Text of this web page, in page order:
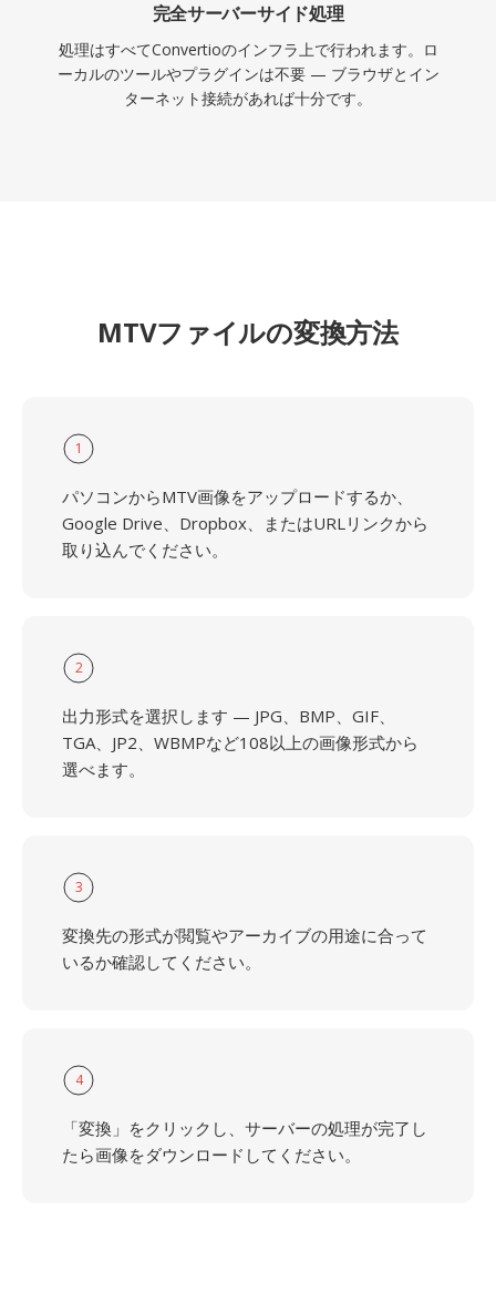
完全サーバーサイド処理
処理はすべてConvertioのインフラ上で行われます。ロ
ーカルのツールやプラグインは不要 — ブラウザとイン
ターネット接続があれば十分です。
MTVファイルの変換方法
1
パソコンからMTV画像をアップロードするか、
Google Drive、Dropbox、またはURLリンクから
取り込んでください。
2
出力形式を選択します — JPG、BMP、GIF、
TGA、JP2、WBMPなど108以上の画像形式から
選べます。
3
変換先の形式が閲覧やアーカイブの用途に合って
いるか確認してください。
4
「変換」をクリックし、サーバーの処理が完了し
たら画像をダウンロードしてください。